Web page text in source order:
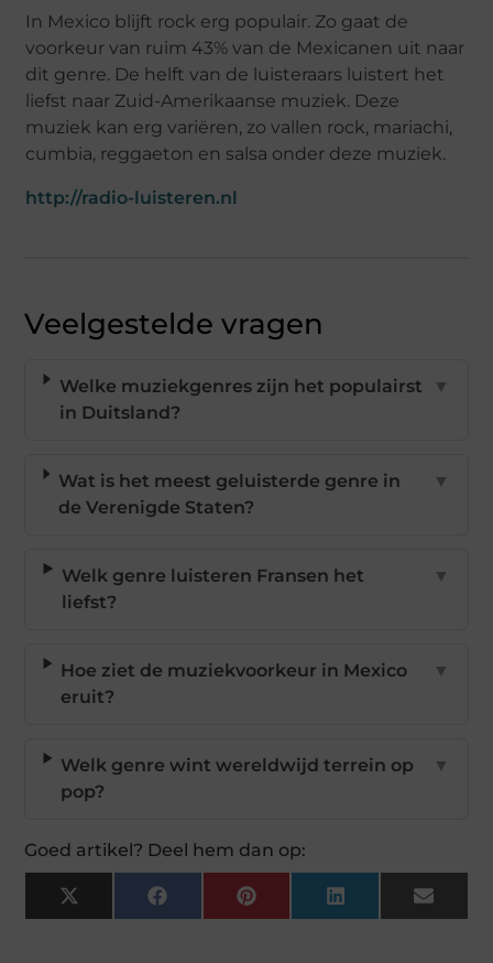
In Mexico blijft rock erg populair. Zo gaat de
voorkeur van ruim 43% van de Mexicanen uit naar
dit genre. De helft van de luisteraars luistert het
liefst naar Zuid-Amerikaanse muziek. Deze
muziek kan erg variëren, zo vallen rock, mariachi,
cumbia, reggaeton en salsa onder deze muziek.
http://radio-luisteren.nl
Veelgestelde vragen
Welke muziekgenres zijn het populairst
in Duitsland?
▼
Wat is het meest geluisterde genre in
de Verenigde Staten?
▼
Welk genre luisteren Fransen het
liefst?
▼
Hoe ziet de muziekvoorkeur in Mexico
eruit?
▼
Welk genre wint wereldwijd terrein op
pop?
▼
Goed artikel? Deel hem dan op:
X
(Twitter)
FacebookPinterestLinkedIn Email